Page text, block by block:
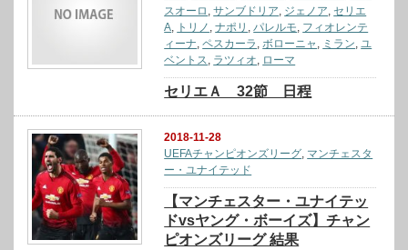
スオーロ ,サンブドリア, ジェノア, セリエ
A, トリノ ,ナポリ ,パレルモ, フィオレンテ
ィーナ,ペスカーラ ,ボローニャ , ミラン,ユ
ベントス, ラツィオ, ローマ
セリエＡ 32節 日程
2018-11-28
UEFAチャンピオンズリーグ, マンチェスタ
ー・ユナイテッド
【マンチェスター・ユナイテッ
ドvsヤング・ボーイズ】チャン
ピオンズリーグ 結果